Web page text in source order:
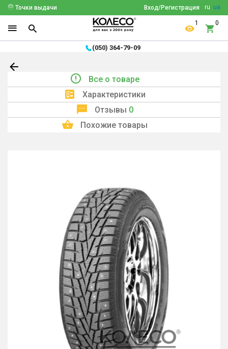
ru ua
Вход/Регистрация
Точки выдачи
1 0
(050) 364-79-09
Все о товаре
Характеристики
Отзывы 0
Похожие товары